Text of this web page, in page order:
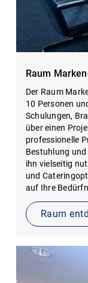
Raum
Der Raum
10 Personen
Schulungen,
über einen
professionelle
Bestuhlung
ihn vielseitig
und
auf Ihre
Raum